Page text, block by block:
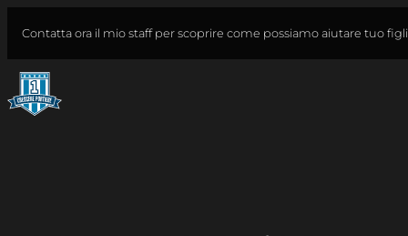
contenuto
Contatta ora il mio staff per scoprire come possiamo aiutare tuo
Cerca